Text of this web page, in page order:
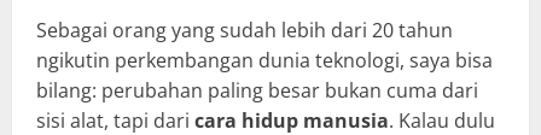
Sebagai orang yang sudah lebih dari 20 tahun
ngikutin perkembangan dunia teknologi, saya bisa
bilang: perubahan paling besar bukan cuma dari
sisi alat, tapi dari cara hidup manusia. Kalau dulu